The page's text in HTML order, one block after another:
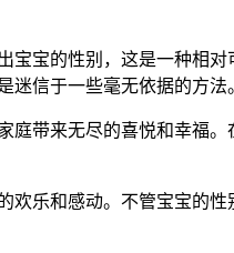
宝的性别，这是一种相对
信于一些毫无依据的方法
带来无尽的喜悦和幸福。
乐和感动。不管宝宝的性